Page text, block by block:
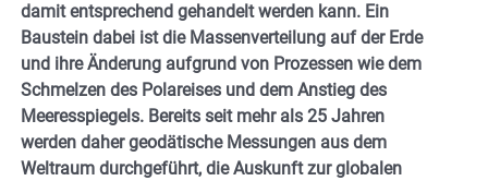
damit entsprechend gehandelt werden kann. Ein
Baustein dabei ist die Massenverteilung auf der Erde
und ihre Änderung aufgrund von Prozessen wie dem
Schmelzen des Polareises und dem Anstieg des
Meeresspiegels. Bereits seit mehr als 25 Jahren
werden daher geodätische Messungen aus dem
Weltraum durchgeführt, die Auskunft zur globalen